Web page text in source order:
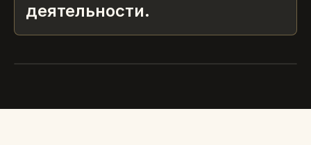
деятельности.
2019 · ТЕКСТ